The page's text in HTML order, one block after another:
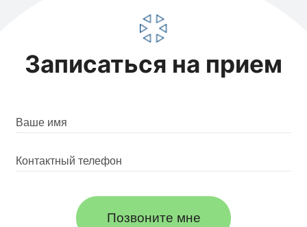
Записаться на прием
Позвоните мне